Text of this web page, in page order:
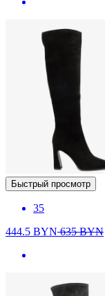
Быстрый просмотр
35
444.5 BYN635BYN